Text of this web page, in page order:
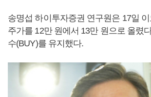
송명섭 하이투자증권 연구원은 17일
주가를 12만 원에서 13만 원으로 올렸
수(BUY)를 유지했다.